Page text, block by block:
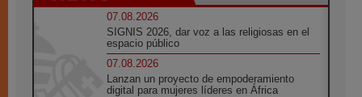
07.08.2026
SIGNIS 2026, dar voz a las religiosas en el
espacio público
07.08.2026
Lanzan un proyecto de empoderamiento
digital para mujeres líderes en África